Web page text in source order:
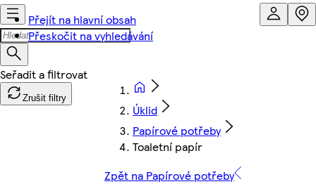
Přejít na hlavní obsah
Přeskočit na vyhledávání
Zrušit filtry
Úklid
Papírové potřeby
Toaletní papír
Zpět na Papírové potřeby